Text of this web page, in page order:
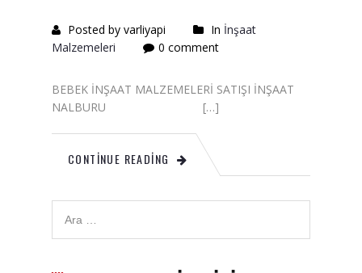
Alçı Yapıştırma Malzemesi
Satışı
İzolasyon Malzemesi Satışı
Satışı
Tavan Boyası
Betopan Malzemesi Satışı
Asma Tavan Malzemesi
Posted by varliyapi In İnşaat
Malzemeleri
0 comment
BEBEK İNŞAAT MALZEMELERİ SATIŞI İNŞAAT
NALBURU […]
CONTINUE READING